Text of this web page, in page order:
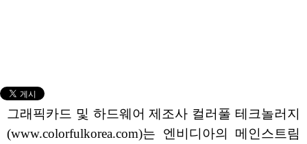
그래픽카드 및 하드웨어 제조사 컬러풀 테크놀러지
(www.colorfulkorea.com)는 엔비디아의 메인스트림